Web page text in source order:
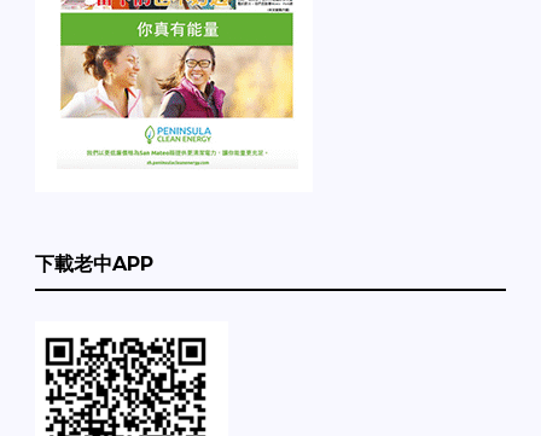
下載老中APP